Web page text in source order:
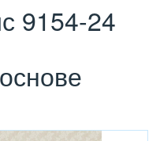
9154-24